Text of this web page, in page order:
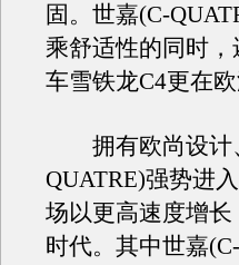
固。世嘉(C-
乘舒适性的同时
车雪铁龙C4更在
拥有欧尚设计
QUATRE)强势进
场以更高速度增
时代。其中世嘉